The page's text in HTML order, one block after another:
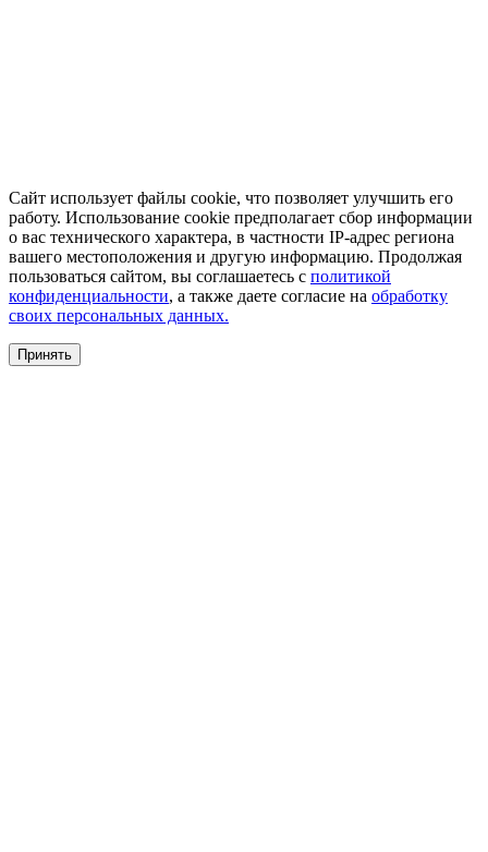
Сайт использует файлы cookie, что позволяет улучшить его
работу. Использование cookie предполагает сбор информации
о вас технического характера, в частности IP-адрес региона
вашего местоположения и другую информацию. Продолжая
пользоваться сайтом, вы соглашаетесь с политикой
конфиденциальности, а также даете согласие на обработку
своих персональных данных.
Принять